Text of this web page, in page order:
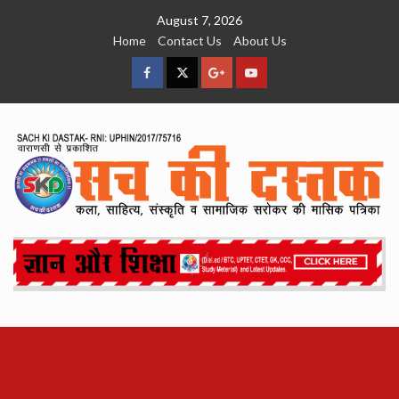
August 7, 2026
Home
Contact Us About Us
facebookTwitterGoogleYouTube